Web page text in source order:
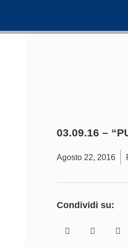
03.09.16 –
Agosto 22, 2016
Condividi su: